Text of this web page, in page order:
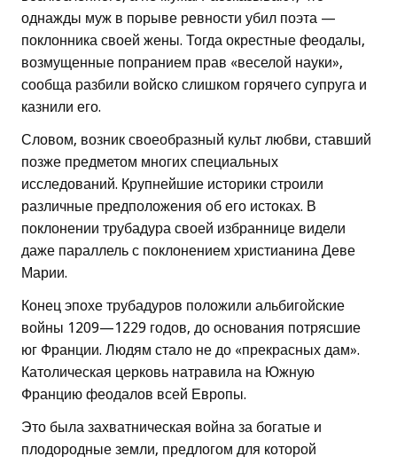
однажды муж в порыве ревности убил поэта —
поклонника своей жены. Тогда окрестные феодалы,
возмущенные попранием прав «веселой науки»,
сообща разбили войско слишком горячего супруга и
казнили его.
Словом, возник своеобразный культ любви, ставший
позже предметом многих специальных
исследований. Крупнейшие историки строили
различные предположения об его истоках. В
поклонении трубадура своей избраннице видели
даже параллель с поклонением христианина Деве
Марии.
Конец эпохе трубадуров положили альбигойские
войны 1209—1229 годов, до основания потрясшие
юг Франции. Людям стало не до «прекрасных дам».
Католическая церковь натравила на Южную
Францию феодалов всей Европы.
Это была захватническая война за богатые и
плодородные земли, предлогом для которой